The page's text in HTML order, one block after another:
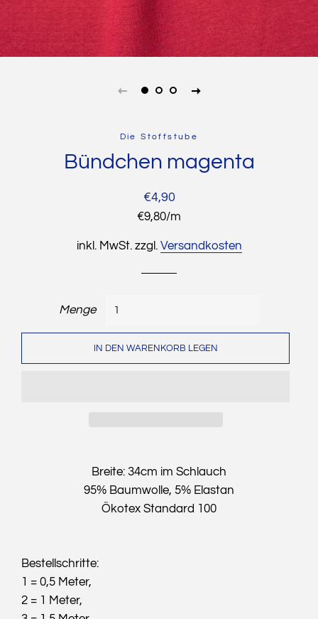
Die Stoffstube
Bündchen magenta
Normaler
Preis
Sonderpreis
€4,90
Stückpreis
€9,80/pro
m
inkl. MwSt. zzgl. Versandkosten
Menge
IN DEN WARENKORB LEGEN
Breite: 34cm im Schlauch
95% Baumwolle, 5% Elastan
Ökotex Standard 100
Bestellschritte:
1 = 0,5 Meter,
2 = 1 Meter,